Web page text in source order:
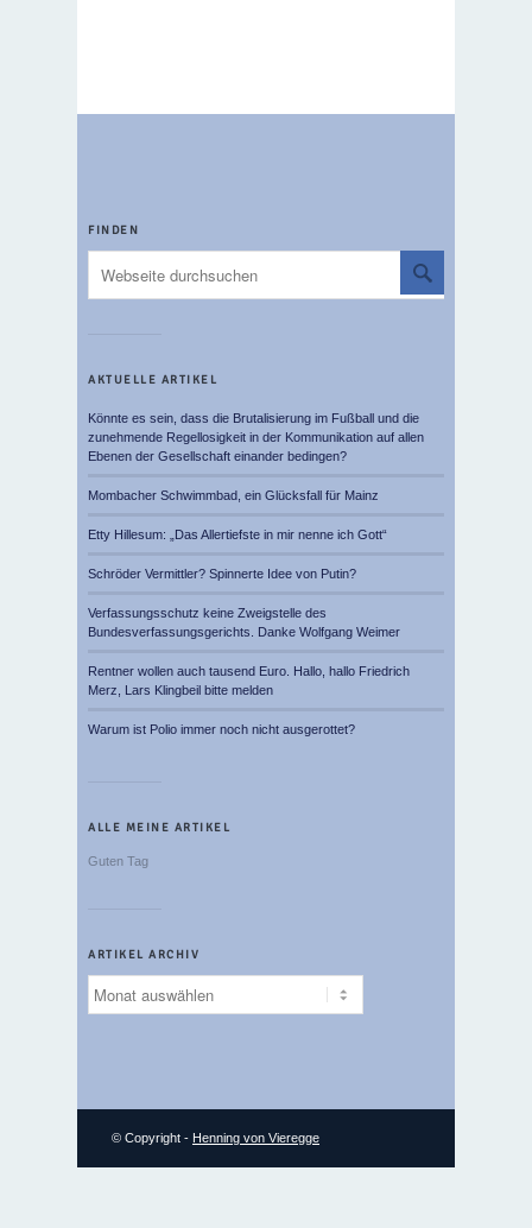
FINDEN
AKTUELLE ARTIKEL
Könnte es sein, dass die Brutalisierung im Fußball und die
zunehmende Regellosigkeit in der Kommunikation auf allen
Ebenen der Gesellschaft einander bedingen?
Mombacher Schwimmbad, ein Glücksfall für Mainz
Etty Hillesum: „Das Allertiefste in mir nenne ich Gott“
Schröder Vermittler? Spinnerte Idee von Putin?
Verfassungsschutz keine Zweigstelle des
Bundesverfassungsgerichts. Danke Wolfgang Weimer
Rentner wollen auch tausend Euro. Hallo, hallo Friedrich
Merz, Lars Klingbeil bitte melden
Warum ist Polio immer noch nicht ausgerottet?
ALLE MEINE ARTIKEL
Guten Tag
ARTIKEL ARCHIV
Artikel
Archiv
© Copyright - Henning von Vieregge